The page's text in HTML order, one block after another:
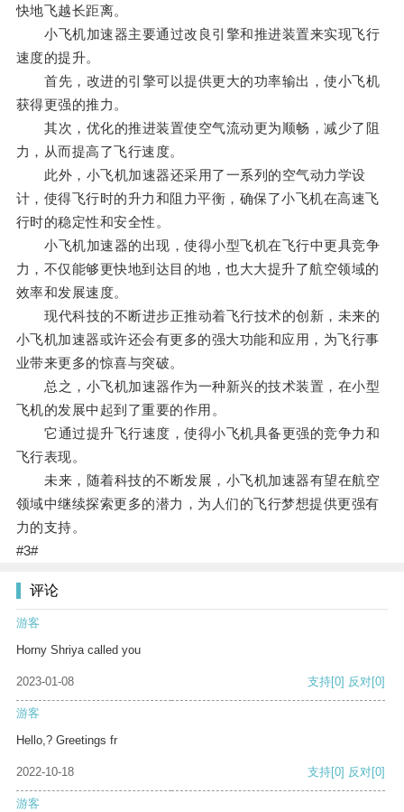
快地飞越长距离。
小飞机加速器主要通过改良引擎和推进装置来实现飞行
速度的提升。
首先，改进的引擎可以提供更大的功率输出，使小飞机
获得更强的推力。
其次，优化的推进装置使空气流动更为顺畅，减少了阻
力，从而提高了飞行速度。
此外，小飞机加速器还采用了一系列的空气动力学设
计，使得飞行时的升力和阻力平衡，确保了小飞机在高速飞
行时的稳定性和安全性。
小飞机加速器的出现，使得小型飞机在飞行中更具竞争
力，不仅能够更快地到达目的地，也大大提升了航空领域的
效率和发展速度。
现代科技的不断进步正推动着飞行技术的创新，未来的
小飞机加速器或许还会有更多的强大功能和应用，为飞行事
业带来更多的惊喜与突破。
总之，小飞机加速器作为一种新兴的技术装置，在小型
飞机的发展中起到了重要的作用。
它通过提升飞行速度，使得小飞机具备更强的竞争力和
飞行表现。
未来，随着科技的不断发展，小飞机加速器有望在航空
领域中继续探索更多的潜力，为人们的飞行梦想提供更强有
力的支持。
#3#
评论
游客
Horny Shriya called you
2023-01-08 支持[0] 反对[0]
游客
Hello,? Greetings fr
2022-10-18 支持[0] 反对[0]
游客